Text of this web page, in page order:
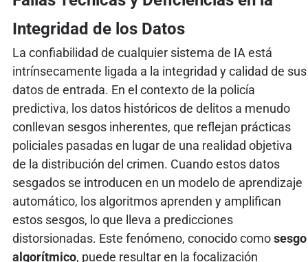
Integridad de los Datos
La confiabilidad de cualquier sistema de IA está
intrínsecamente ligada a la integridad y calidad de sus
datos de entrada. En el contexto de la policía
predictiva, los datos históricos de delitos a menudo
conllevan sesgos inherentes, que reflejan prácticas
policiales pasadas en lugar de una realidad objetiva
de la distribución del crimen. Cuando estos datos
sesgados se introducen en un modelo de aprendizaje
automático, los algoritmos aprenden y amplifican
estos sesgos, lo que lleva a predicciones
distorsionadas. Este fenómeno, conocido comosesgo
algorítmico, puede resultar en la focalización